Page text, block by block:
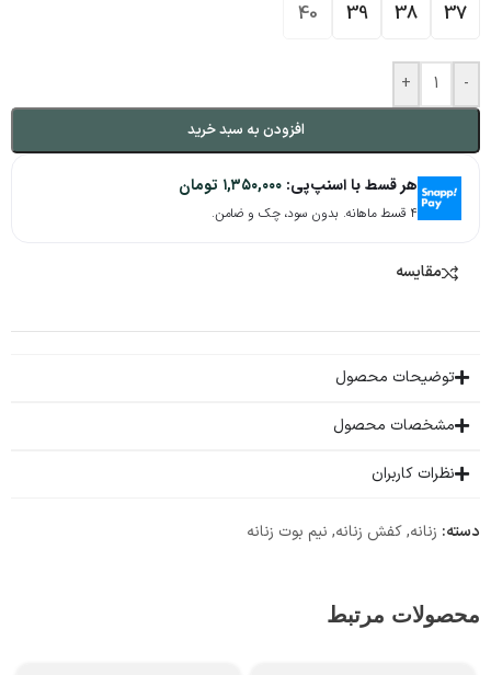
37
38
39
40
-
+
افزودن به سبد خرید
هر قسط با اسنپ‌پی: ۱,۳۵۰,۰۰۰ تومان
۴ قسط ماهانه. بدون سود، چک و ضامن.
مقایسه
توضیحات محصول
مشخصات محصول
نظرات کاربران
دسته: زنانه,کفش زنانه, نیم بوت زنانه
محصولات مرتبط